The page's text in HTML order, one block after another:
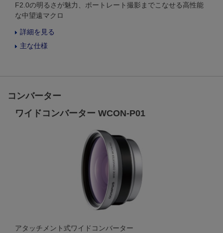
F2.0の明るさが魅力、ポートレート撮影までこなせる高性能
な中望遠マクロ
詳細を見る
主な仕様
コンバーター
ワイドコンバーター WCON-P01
アタッチメント式ワイドコンバーター